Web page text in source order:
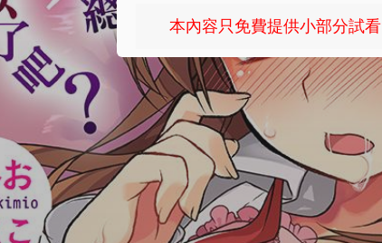
本內容只免費提供小部分試看